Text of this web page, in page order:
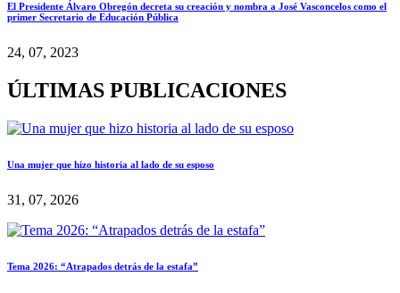
El Presidente Álvaro Obregón decreta su creación y nombra a José Vasconcelos como el
primer Secretario de Educación Pública
24, 07, 2023
ÚLTIMAS PUBLICACIONES
Una mujer que hizo historia al lado de su esposo
31, 07, 2026
Tema 2026: “Atrapados detrás de la estafa”